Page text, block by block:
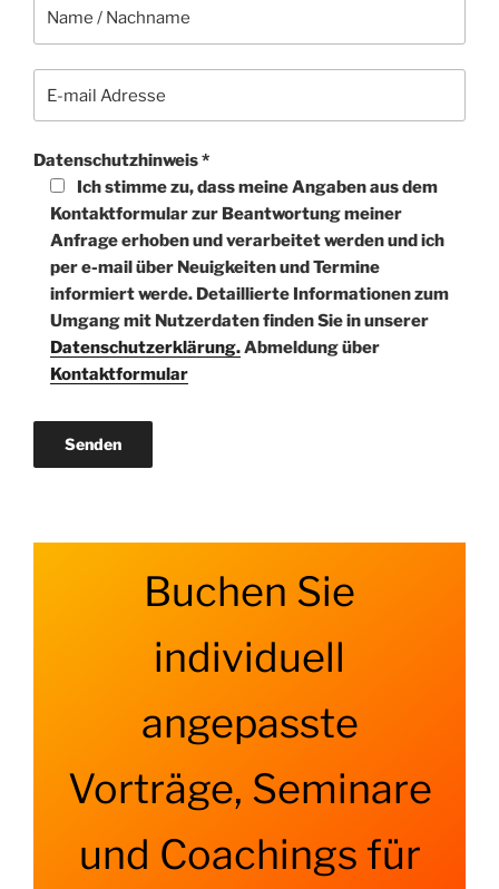
Datenschutzhinweis *
Ich stimme zu, dass meine Angaben aus dem
Kontaktformular zur Beantwortung meiner
Anfrage erhoben und verarbeitet werden und ich
per e-mail über Neuigkeiten und Termine
informiert werde. Detaillierte Informationen zum
Umgang mit Nutzerdaten finden Sie in unserer
Datenschutzerklärung.Abmeldung über
Kontaktformular
Buchen Sie
individuell
angepasste
Vorträge, Seminare
und Coachings für